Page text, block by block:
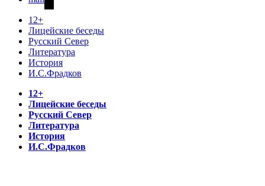
12+
Лицейские беседы
Русский Север
Литература
История
И.С.Фрадков
12+
Лицейские беседы
Русский Север
Литература
История
И.С.Фрадков